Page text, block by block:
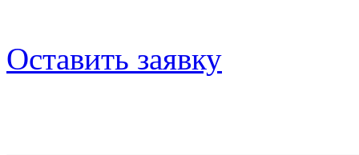
Оставить заявку